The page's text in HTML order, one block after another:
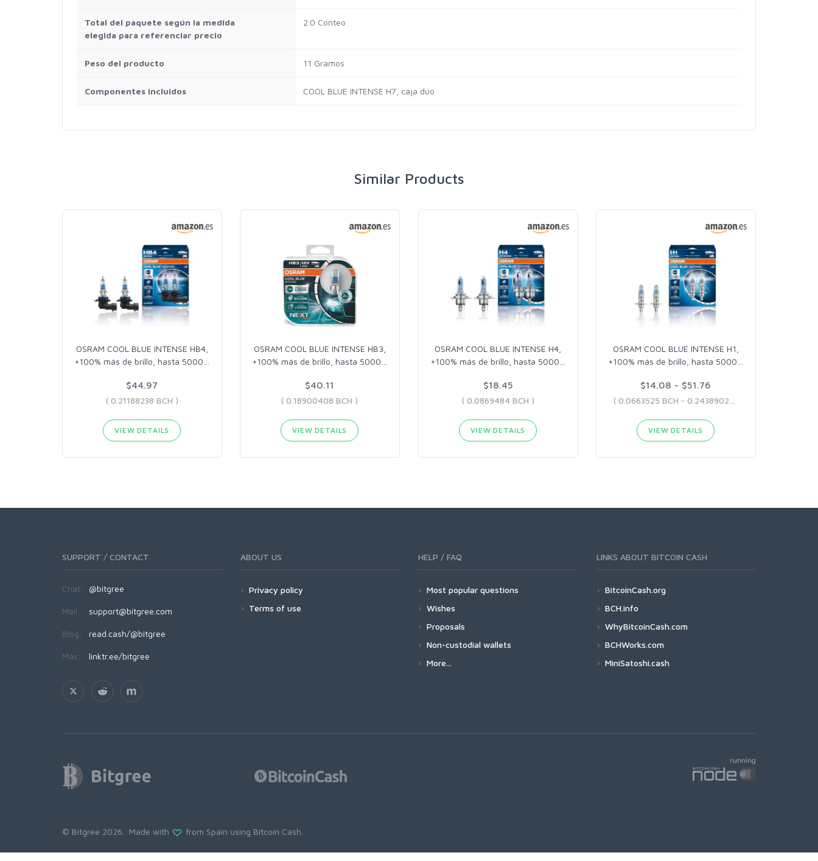
Total del paquete según la medida
elegida para referenciar precio
2.0 Conteo
Peso del producto 11 Gramos
Componentes incluidos COOL BLUE INTENSE H7, caja dúo
Similar Products
OSRAM COOL BLUE INTENSE HB4,
+100% más de brillo, hasta 5000
$44.97
( 0.21188238 BCH )
VIEW DETAILS
OSRAM COOL BLUE INTENSE HB3,
+100% más de brillo, hasta 5000
$40.11
( 0.18900408 BCH )
VIEW DETAILS
OSRAM COOL BLUE INTENSE H4,
+100% más de brillo, hasta 5000
$18.45
( 0.0869484 BCH )
VIEW DETAILS
OSRAM COOL BLUE INTENSE H1,
+100% más de brillo, hasta 5000
$14.08 - $51.76
VIEW DETAILS
SUPPORT / CONTACT
Chat: @bitgree
Mail: support@bitgree.com
Blog: read.cash/@bitgree
Más: linktr.ee/bitgree
ABOUT US
Privacy policy
Terms of use
HELP / FAQ
Most popular questions
Wishes
Proposals
Non-custodial wallets
More...
LINKS ABOUT BITCOIN CASH
BitcoinCash.org
BCH.info
WhyBitcoinCash.com
BCHWorks.com
MiniSatoshi.cash
© Bitgree 2026. Made with from Spain using Bitcoin Cash